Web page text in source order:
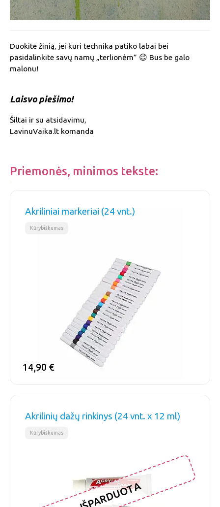
Duokite žinią, jei kuri technika patiko labai bei
pasidalinkite savų namų „terlionėm” 😉 Bus be galo
malonu!
Laisvo piešimo!
Šiltai ir su atsidavimu,
LavinuVaika.lt komanda
Priemonės, minimos tekste:
Akriliniai markeriai (24 vnt.)
Kūrybiškumas
14,90 €
14,90 €
Akrilinių dažų rinkinys (24 vnt. x 12 ml)
Kūrybiškumas
IŠPARDUOTA